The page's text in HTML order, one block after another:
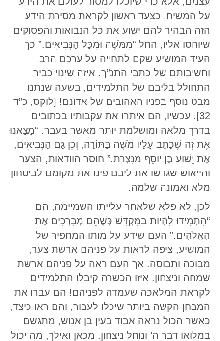
לכן, לא פלא שלאחר עלייתו השמיימה, הם
“הִתְמִידוּ לִהְיוֹת בַּמִּקְדָּשׁ כְּשֶׁהֵם מְבָרְכִים אֶת
הָאֱלֹהִים.” העם שידע על מותו המחפיר של
המושיע, ציפה לראות על פניהם ארשת צער,
מבוכה ותבוסה. אך העם ראה על פניהם ארשת
שמחה וניצחון. איזו הכשרה קיבלו התלמידים
לקראת המלאכה שעמדה לפניהם! הם עברו את
המבחן הקשה ביותר שיכלו לעבור, והם ראו כיצד,
כאשר הכול נראה אבוד בעין בן אנוש, מתגשם
במלואו דבר ה’ ונוחל ניצחון. מכאן ואילך, מה יכול